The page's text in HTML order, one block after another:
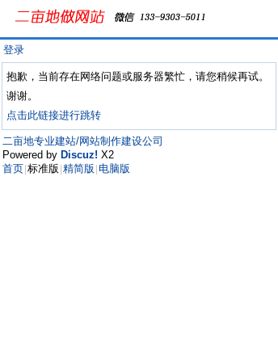
登录
抱歉，当前存在网络问题或服务器繁忙，请您稍候再试。
谢谢。
点击此链接进行跳转
二亩地专业建站/网站制作建设公司
Powered by Discuz! X2
首页 标准版 精简版 电脑版